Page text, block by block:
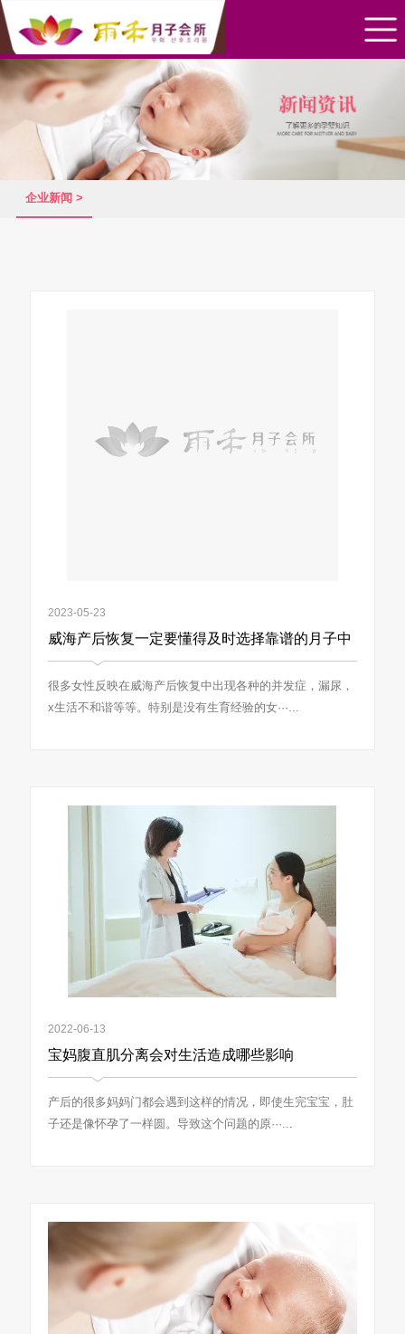
企业新闻 >
2023-05-23
威海产后恢复一定要懂得及时选择靠谱的月子中
心配合
很多女性反映在威海产后恢复中出现各种的并发症，漏尿，
x生活不和谐等等。特别是没有生育经验的女···...
2022-06-13
宝妈腹直肌分离会对生活造成哪些影响
产后的很多妈妈门都会遇到这样的情况，即使生完宝宝，肚
子还是像怀孕了一样圆。导致这个问题的原···...